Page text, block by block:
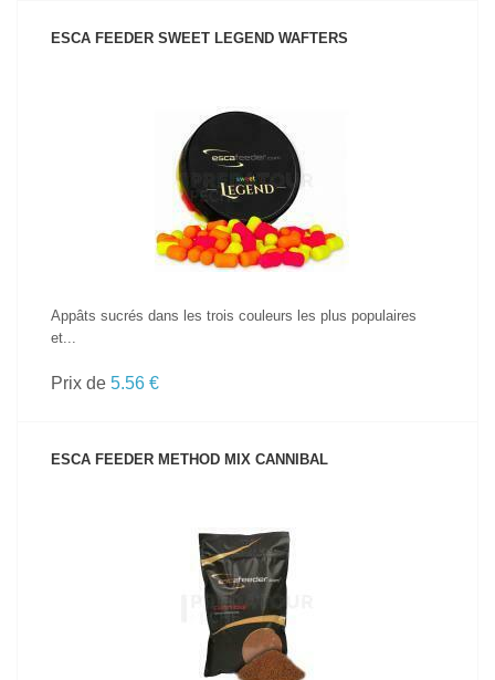
ESCA FEEDER SWEET LEGEND WAFTERS
VOIR LE PRODUIT
Appâts sucrés dans les trois couleurs les plus populaires
et...
Prix de 5.56 €
ESCA FEEDER METHOD MIX CANNIBAL
VOIR LE PRODUIT